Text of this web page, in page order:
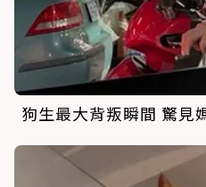
狗生最大背叛瞬間 驚見